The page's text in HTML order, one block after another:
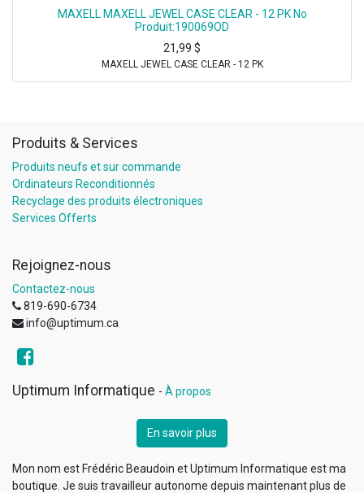
MAXELL MAXELL JEWEL CASE CLEAR - 12 PK No
Produit:190069OD
21,99 $
MAXELL JEWEL CASE CLEAR - 12 PK
Produits & Services
Produits neufs et sur commande
Ordinateurs Reconditionnés
Recyclage des produits électroniques
Services Offerts
Rejoignez-nous
Contactez-nous
819-690-6734
info@uptimum.ca
Uptimum Informatique - À propos
En savoir plus
Mon nom est Frédéric Beaudoin et Uptimum Informatique est ma
boutique. Je suis travailleur autonome depuis maintenant plus de